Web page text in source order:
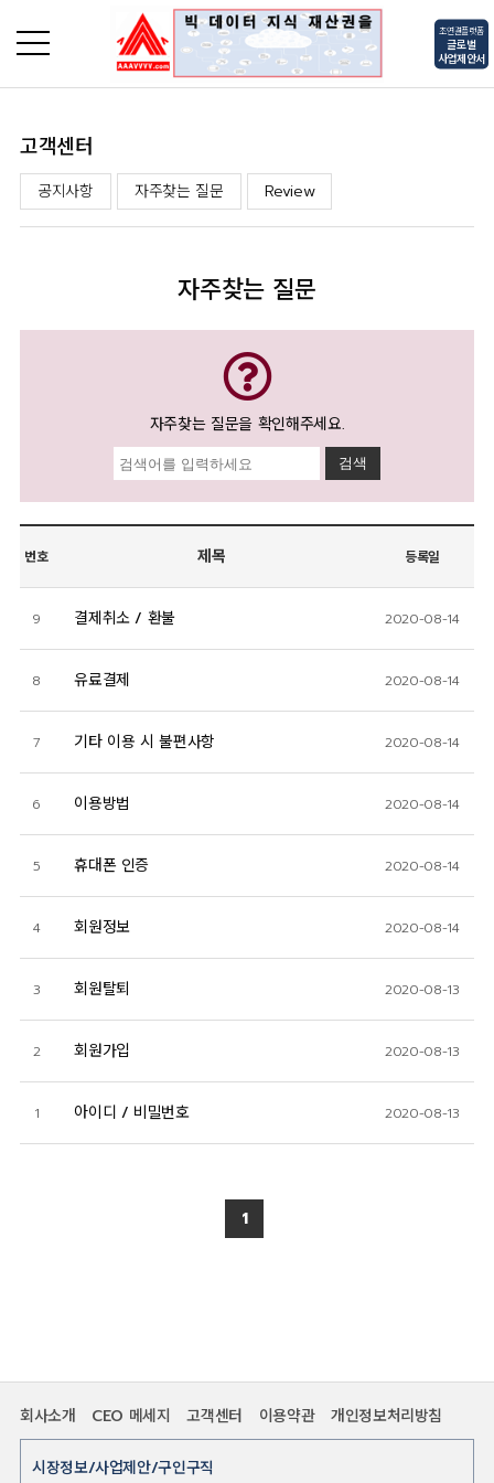
초연결플랫폼
글로벌
사업제안서
고객센터
공지사항 자주찾는 질문 Review
자주찾는 질문
자주찾는 질문을 확인해주세요.
번호 제목 등록일
9 결제취소 / 환불 2020-08-14
8 유료결제 2020-08-14
7 기타 이용 시 불편사항 2020-08-14
6 이용방법 2020-08-14
5 휴대폰 인증 2020-08-14
4 회원정보 2020-08-14
3 회원탈퇴 2020-08-13
2 회원가입 2020-08-13
1 아이디 / 비밀번호 2020-08-13
1
회사소개 CEO 메세지 고객센터 이용약관 개인정보처리방침
시장정보/사업제안/구인구직